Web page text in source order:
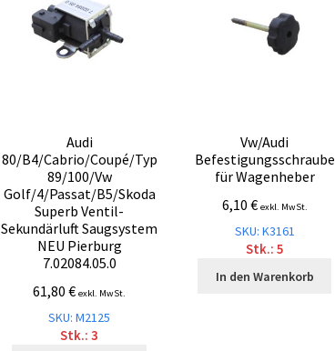
Audi
80/B4/Cabrio/Coupé/Typ
89/100/Vw
Golf/4/Passat/B5/Skoda
Superb Ventil-
Sekundärluft Saugsystem
NEU Pierburg
7.02084.05.0
61,80€ exkl. MwSt.
SKU: M2125
Stk.: 3
Vw/Audi
Befestigungsschraube
für Wagenheber
6,10 € exkl. MwSt.
SKU: K3161
Stk.: 5
In den Warenkorb